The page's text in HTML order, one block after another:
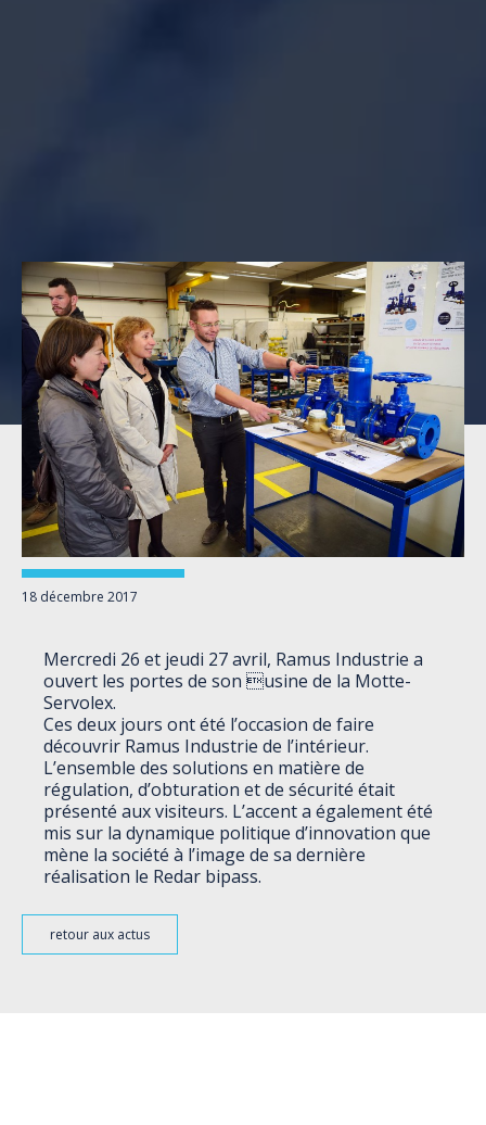
18 décembre 2017
Mercredi 26 et jeudi 27 avril, Ramus Industrie a
ouvert les portes de son usine de la Motte-
Servolex.
Ces deux jours ont été l’occasion de faire
découvrir Ramus Industrie de l’intérieur.
L’ensemble des solutions en matière de
régulation, d’obturation et de sécurité était
présenté aux visiteurs. L’accent a également été
mis sur la dynamique politique d’innovation que
mène la société à l’image de sa dernière
réalisation le Redar bipass.
retour aux actus